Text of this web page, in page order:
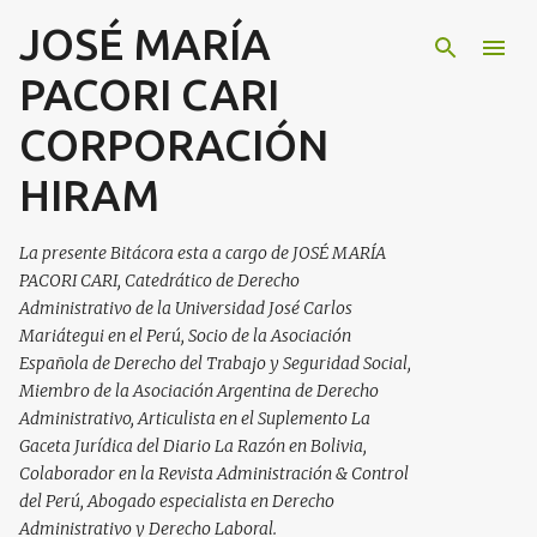
Ir al contenido principal
JOSÉ MARÍA
PACORI CARI
CORPORACIÓN
HIRAM
La presente Bitácora esta a cargo de JOSÉ MARÍA
PACORI CARI, Catedrático de Derecho
Administrativo de la Universidad José Carlos
Mariátegui en el Perú, Socio de la Asociación
Española de Derecho del Trabajo y Seguridad Social,
Miembro de la Asociación Argentina de Derecho
Administrativo, Articulista en el Suplemento La
Gaceta Jurídica del Diario La Razón en Bolivia,
Colaborador en la Revista Administración & Control
del Perú, Abogado especialista en Derecho
Administrativo y Derecho Laboral.